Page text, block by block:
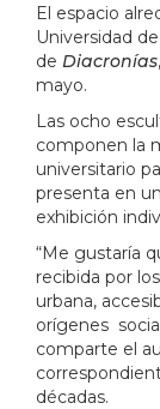
El espacio
Universidad
de Diacronías
mayo.
Las ocho
componen la
universitario
presenta en
exhibición
“Me gustaría
recibida por
urbana,
orígenes
comparte el
décadas.